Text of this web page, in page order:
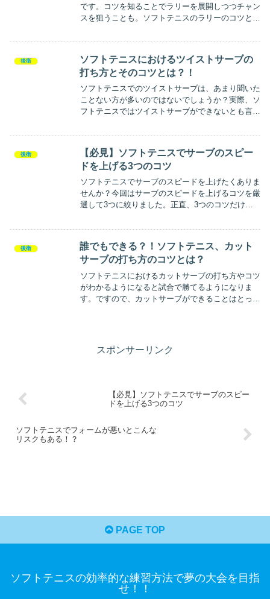
です。コツを知ることでラリーを展開しつつチャン
スを狙うことも。ソフトテニスのラリーのコツとオ
ニューと方法を参考にコツを意識して試合を優位に
後衛
ソフトテニスにおけるツイストサーブの
打ち方とそのコツとは？！
ソフトテニスでのツイストサーブは、あまり聞いた
ことない方が多いのではないでしょうか？実際、ソ
フトテニスではツイストサーブができないとも言わ
を解明し、打ち方とそのコツを伝授したいと思いま
す。ぜひ実践し、試合で活かしましょう！
後衛
【必見】ソフトテニスでサーブのスピー
ドを上げる3つのコツ
ソフトテニスでサーブのスピードを上げたくありま
せんか？今回はサーブのスピードを上げるコツを厳
選して3つに絞りました。正直、3つのコツだけで
強しても上手く実行ができないと思います。なので
初心者から中級者向けの人に役に立つように自分な
りに3つのコツをまとめました。
後衛
誰でもできる？！ソフトテニス、カット
サーブの打ち方のコツとは？
ソフトテニスにおけるカットサーブの打ち方やコツ
がわかるようになると試合で勝てるようになりま
す。ですので、カットサーブができることはとって
スポンサーリンク
【必見】ソフトテニスでサーブのスピー
ドを上げる3つのコツ
ソフトテニスでフォームが悪いとこんな
リスクもある！？
PAGE TOP
ソフトテニスの効率的な練習方法で夢の大会を目指
せ！！